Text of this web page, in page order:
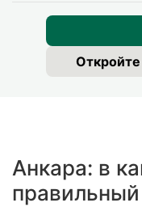
Откройте
Анкара: в